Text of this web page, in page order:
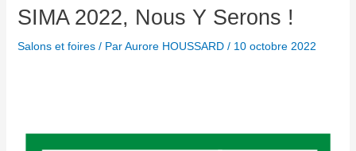
SIMA 2022, Nous Y Serons !
Salons et foires/ ParAurore HOUSSARD / 10 octobre 2022